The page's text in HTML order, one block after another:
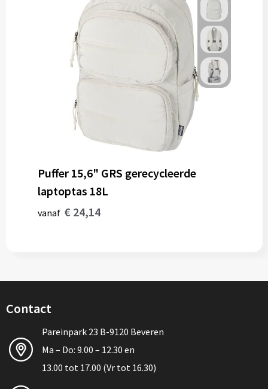
Puffer 15,6" GRS gerecycleerde
laptoptas 18L
vanaf € 24,14
Contact
Pareinpark 23 B-9120 Beveren
Ma – Do: 9.00 – 12.30 en
13.00 tot 17.00 (Vr tot 16.30)